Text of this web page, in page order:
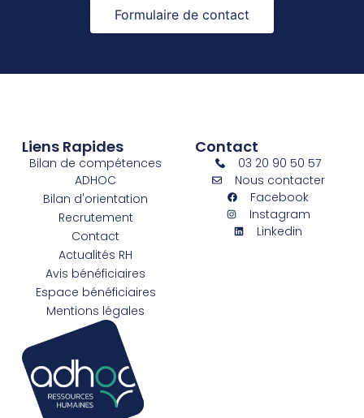
Formulaire de contact
Liens Rapides
Bilan de compétences
ADHOC
Bilan d'orientation
Recrutement
Contact
Actualités RH
Avis bénéficiaires
Espace bénéficiaires
Mentions légales
Contact
03 20 90 50 57
Nous contacter
Facebook
Instagram
Linkedin